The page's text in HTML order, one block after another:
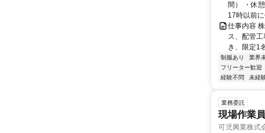
間） ・休
17時以前
仕事内容
ス、配管
き、限定1
制服あり
業界
フリーター歓迎
経験不問
未経
業務委託
現場作業
可児興業株式